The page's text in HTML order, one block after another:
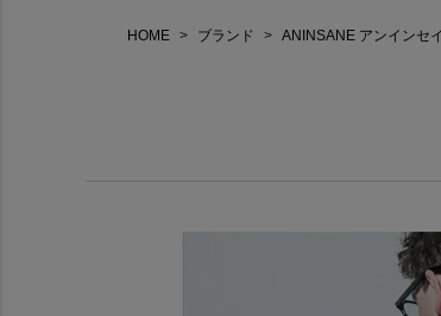
HOME ブランド ANINSANE アンインセ